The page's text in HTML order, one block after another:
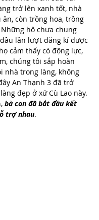
trở lên xanh tốt, nhà
ăn, còn trồng hoa, trồng
hộ chưa chung
lần lượt đăng kí được
cảm thấy có động lực,
chúng tôi sắp hoàn
nhà trong làng, không
An Thạnh 3 đã trở
đẹp ở xứ Cù Lao này.
bà con đã bắt đầu kết
trợ nhau.